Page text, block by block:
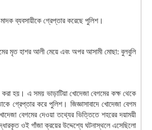
ব্যবসায়ীকে গ্রেপ্তার করেছে পুলিশ।
মৃত হাশর আলী মেয়ে এবং অপর আসামী মোছা: বুলবুলি
হয়। এ সময় ভাড়াটিয়া খোদেজা বেগমের কক্ষ থেকে
গ্রেপ্তার করে পুলিশ। জিজ্ঞাসাবাদে খোদেজা বেগম
বেগমের দেওয়া তথ্যের ভিত্তিতে শহরের দয়াময়ী
ওই গাঁজা ক্রয়ের উদ্দেশ্যে ঘটনাস্থলে এসেছিলো